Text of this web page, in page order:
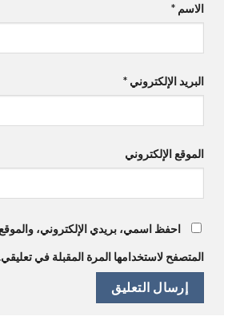
الاسم *
البريد الإلكتروني *
الموقع الإلكتروني
احفظ اسمي، بريدي الإلكتروني،
المتصفح لاستخدامها المرة المقبلة في